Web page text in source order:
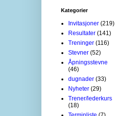
Kategorier
Invitasjoner (219)
Resultater (141)
Treninger (116)
Stevner (52)
Åpningsstevne
(46)
dugnader (33)
Nyheter (29)
Trener/lederkurs
(18)